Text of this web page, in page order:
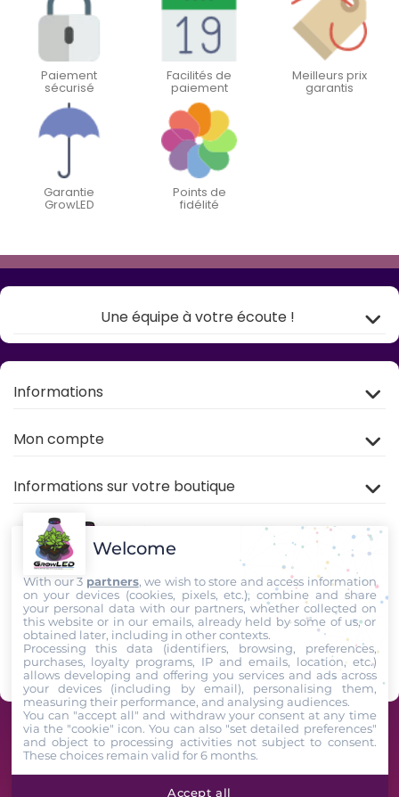
Paiement
sécurisé
Facilités de
paiement
Meilleurs prix
garantis
Garantie
GrowLED
Points de
fidélité
Une équipe à votre écoute !
Informations
Mon compte
Informations sur votre boutique
Rejoignez nous surTIKTOK,Youtube etFacebook!
Suivez-Nous
GrowLED - Équipe de passionnés horticoles à votre service depuis 2009 -
2026. All Rights Reserved
Welcome
With our 3 partners, we wish to store and access information
on your devices (cookies, pixels, etc.), combine and share
your personal data with our partners, whether collected on
this website or in our emails, already held by some of us, or
obtained later, including in other contexts.
Processing this data (identifiers, browsing, preferences,
purchases, loyalty programs, IP and emails, location, etc.)
allows developing and offering you services and ads across
your devices (including by email), personalising them,
measuring their performance, and analysing audiences.
You can "accept all" and withdraw your consent at any time
via the "cookie" icon. You can also "set detailed preferences"
and object to processing activities not subject to consent.
These choices remain valid for 6 months.
Accept all